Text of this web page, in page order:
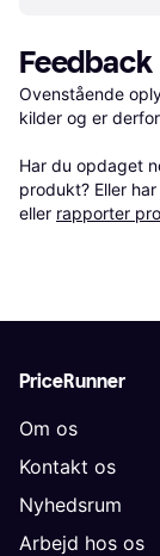
Feedback
Ovenstående
kilder og er
Har du opdaget
produkt? Eller
eller rapporter
PriceRunner
Om os
Kontakt os
Nyhedsrum
Arbejd hos os